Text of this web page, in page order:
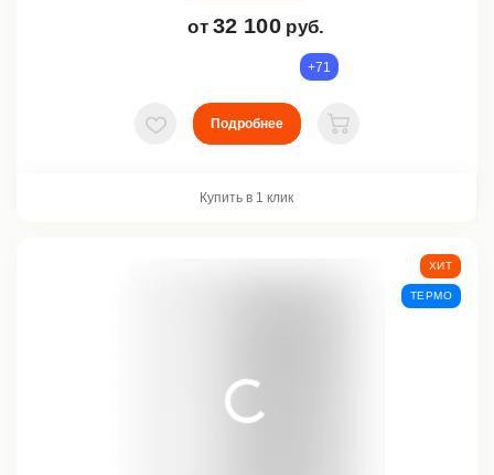
от 32 100 руб.
+71
В избранное
Подробнее
В корзину
Купить в 1 клик
ХИТ
ТЕРМО